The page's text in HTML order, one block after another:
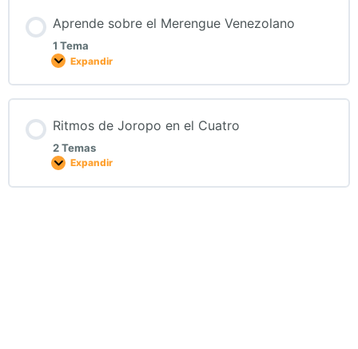
Aprende sobre el Merengue Venezolano
1 Tema
Expandir
Ritmos de Joropo en el Cuatro
2 Temas
Expandir